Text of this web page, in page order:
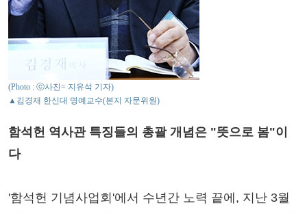
(Photo : ⓒ사진= 지유석 기자)
▲김경재 한신대 명예교수(본지 자문위원)
함석헌 역사관 특징들의 총괄 개념은 "뜻으로 봄"이
다
'함석헌 기념사업회'에서 수년간 노력 끝에, 지난 3월